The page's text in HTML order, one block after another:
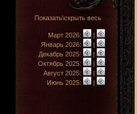
Показать\скрыть весь
Март 2026:
|
Январь 2026:
|
Декабрь 2025:
|
Октябрь 2025:
|
Август 2025:
|
Июнь 2025:
|